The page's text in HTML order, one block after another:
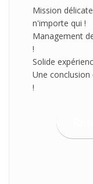
Mission
n'importe qui !
Management
!
Solide
Une
!